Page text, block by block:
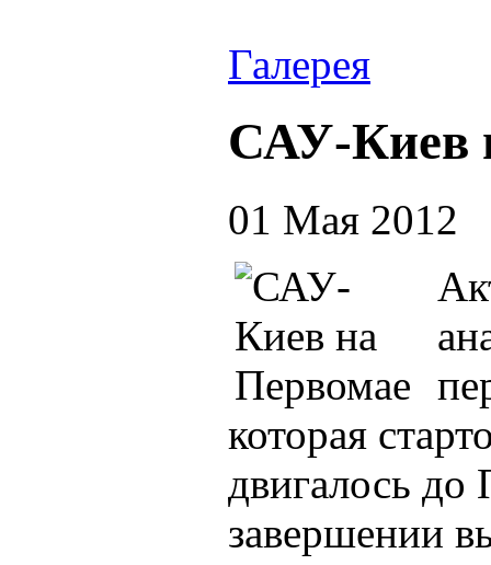
Галерея
САУ-Киев
01 Мая 2012
которая
двигалось
завершении